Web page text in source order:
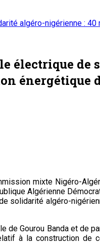
algéro-nigérienne :
électrique
énergétique
mixte Nigéro-
Algérienne
solidarité algéro-
de Gourou Banda et
à la construction